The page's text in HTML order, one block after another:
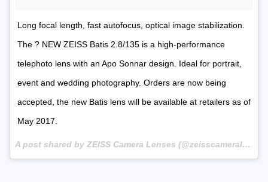
Long focal length, fast autofocus, optical image stabilization.
The ? NEW ZEISS Batis 2.8/135 is a high-performance
telephoto lens with an Apo Sonnar design. Ideal for portrait,
event and wedding photography. Orders are now being
accepted, the new Batis lens will be available at retailers as of
May 2017.
A post shared by ZEISS Camera Lenses (@zeisscameralenses) on